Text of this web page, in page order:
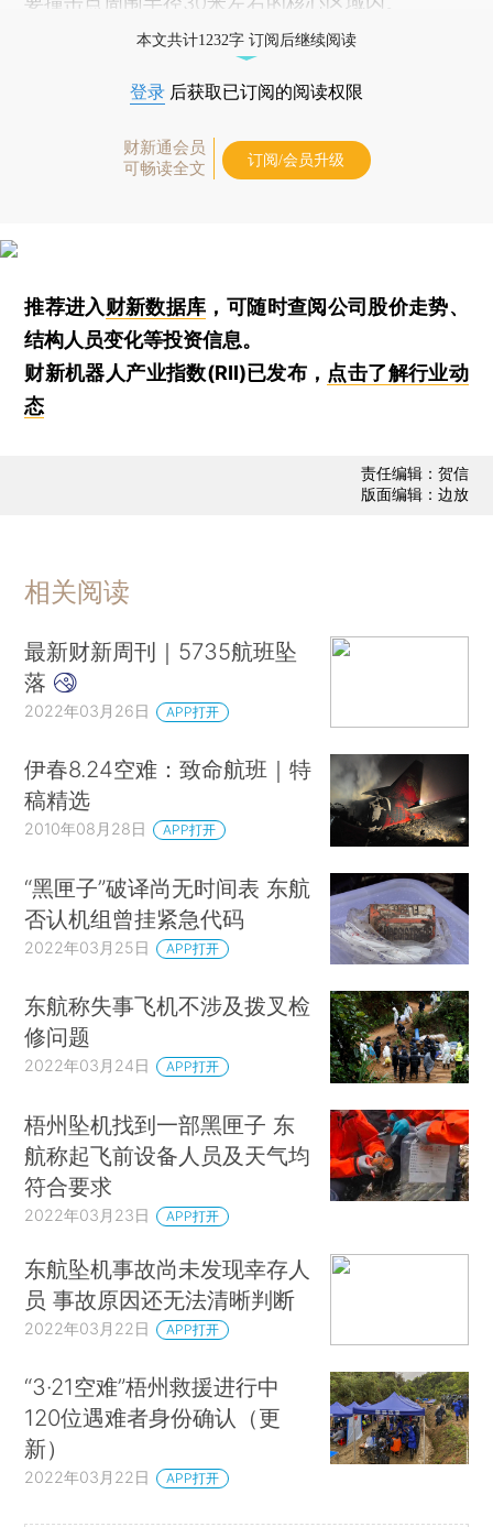
本文共计1232字 订阅后继续阅读
登录 后获取已订阅的阅读权限
财新通会员
可畅读全文
订阅/会员升级
推荐进入财新数据库 ，可随时查阅公司股价走势、
结构人员变化等投资信息。
财新机器人产业指数(RII)已发布， 点击了解行业动
态
责任编辑：贺信
版面编辑：边放
相关阅读
最新财新周刊｜5735航班坠
落
2022年03月26日 APP打开
伊春8.24空难：致命航班｜特
稿精选
2010年08月28日 APP打开
“黑匣子”破译尚无时间表 东航
否认机组曾挂紧急代码
2022年03月25日 APP打开
东航称失事飞机不涉及拨叉检
修问题
2022年03月24日 APP打开
梧州坠机找到一部黑匣子 东
航称起飞前设备人员及天气均
符合要求
2022年03月23日 APP打开
东航坠机事故尚未发现幸存人
员 事故原因还无法清晰判断
2022年03月22日 APP打开
“3·21空难”梧州救援进行中
120位遇难者身份确认（更
新）
2022年03月22日 APP打开